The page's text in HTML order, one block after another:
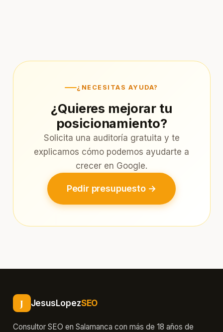
¿NECESITAS AYUDA?
¿Quieres mejorar tu
posicionamiento?
Solicita una auditoría gratuita y te
explicamos cómo podemos ayudarte a
crecer en Google.
Pedir presupuesto →
J JesusLopezSEO
Consultor SEO en Salamanca con más de 18 años de